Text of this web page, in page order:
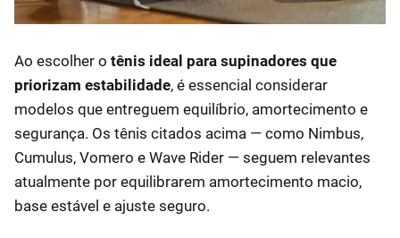
Ao escolher o tênis ideal para supinadores que
priorizam estabilidade, é essencial considerar
modelos que entreguem equilíbrio, amortecimento e
segurança. Os tênis citados acima — como Nimbus,
Cumulus, Vomero e Wave Rider — seguem relevantes
atualmente por equilibrarem amortecimento macio,
base estável e ajuste seguro.